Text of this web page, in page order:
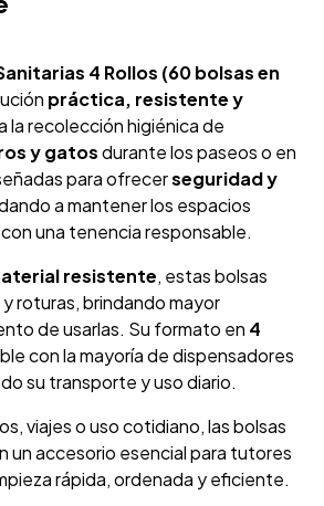
4 Rollos (60 bolsas en
práctica, resistente y
la recolección higiénica de
y gatosdurante los paseos o en
para ofrecerseguridad y
a mantener los espacios
una tenencia responsable.
resistente, estas bolsas
roturas, brindando mayor
de usarlas. Su formato en 4
con la mayoría de dispensadores
su transporte y uso diario.
viajes o uso cotidiano, las bolsas
un accesorio esencial para tutores
rápida, ordenada y eficiente.